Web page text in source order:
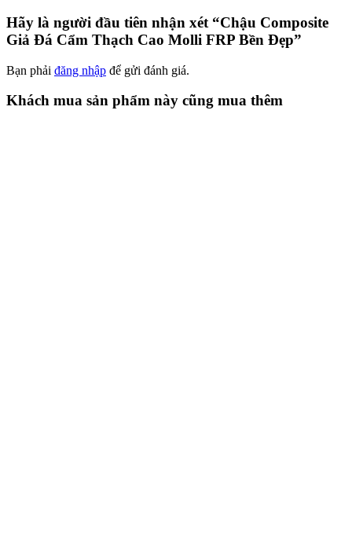
Hãy là người đầu tiên nhận xét “Chậu Composite
Giả Đá Cẩm Thạch Cao Molli FRP Bền Đẹp”
Bạn phải đăng nhập để gửi đánh giá.
Khách mua sản phẩm này cũng mua thêm